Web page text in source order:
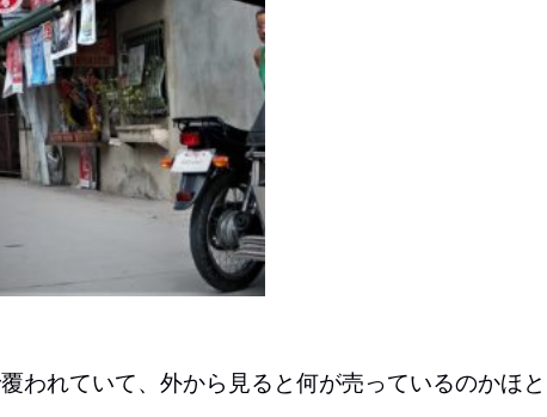
われていて、外から見ると何が売っているのかほと